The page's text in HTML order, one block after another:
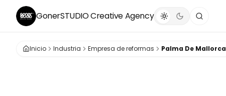
GonerSTUDIOCreative Agency
Inicio Industria Empresa de reformas Palma De Mallorca